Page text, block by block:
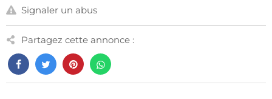
Signaler un abus
Partagez cette annonce :